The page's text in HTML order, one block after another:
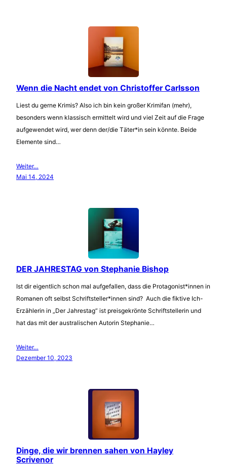
Wenn die Nacht endet von Christoffer Carlsson
Liest du gerne Krimis? Also ich bin kein großer Krimifan (mehr),
besonders wenn klassisch ermittelt wird und viel Zeit auf die Frage
aufgewendet wird, wer denn der/die Täter*in sein könnte. Beide
Elemente sind…
Weiter…
Mai 14, 2024
DER JAHRESTAG von Stephanie Bishop
Ist dir eigentlich schon mal aufgefallen, dass die Protagonist*innen in
Romanen oft selbst Schriftsteller*innen sind? Auch die fiktive Ich-
Erzählerin in „Der Jahrestag“ ist preisgekrönte Schriftstellerin und
hat das mit der australischen Autorin Stephanie…
Weiter…
Dezember 10, 2023
Dinge, die wir brennen sahen von Hayley
Scrivenor